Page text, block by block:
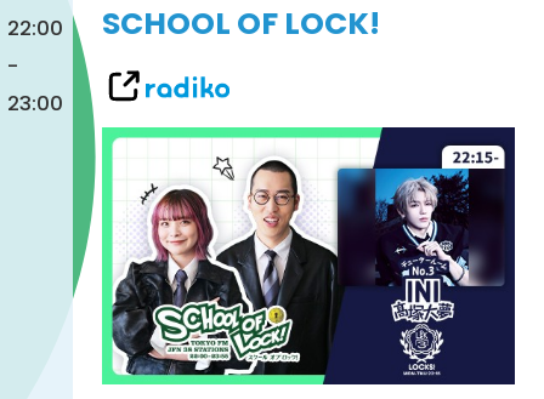
22:00
-
23:00
SCHOOL OF LOCK!